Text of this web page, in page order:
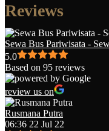
Reviews
Sewa Bus Pariwisata -
5.0
Based on 95 reviews
review us on
Rusmana Putra
06:36 22 Jul 22